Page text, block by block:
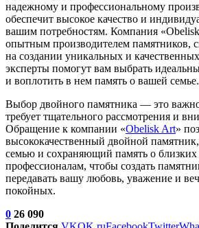
надежному и профессиональному
обеспечит высокое качество и
вашим потребностям. Компания «Obelisk
опытным производителем памятников,
на создании уникальных и
эксперты помогут вам выбрать
и воплотить в нем память о вашей семье.
Выбор двойного памятника — это
требует тщательного рассмотрения и
Обращение к компании «Obelisk Art»
высококачественный двойной
семью и сохраняющий память о близких
профессионалам, чтобы создать
передавать вашу любовь, уважение и
покойных.
0 26 090